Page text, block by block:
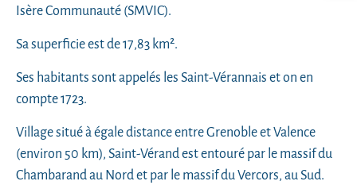
Isère Communauté (SMVIC).
Sa superficie est de 17,83 km².
Ses habitants sont appelés les Saint-Vérannais et on en
compte 1723.
Village situé à égale distance entre Grenoble et Valence
(environ 50 km), Saint-Vérand est entouré par le massif du
Chambarand au Nord et par le massif du Vercors, au Sud.